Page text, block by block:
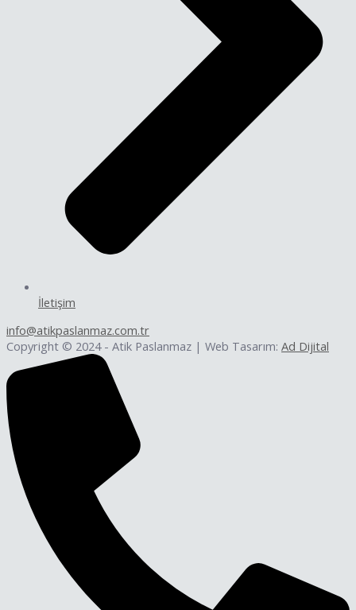
İletişim
info@atikpaslanmaz.com.tr
Copyright © 2024 - Atik Paslanmaz | Web Tasarım: Ad Dijital